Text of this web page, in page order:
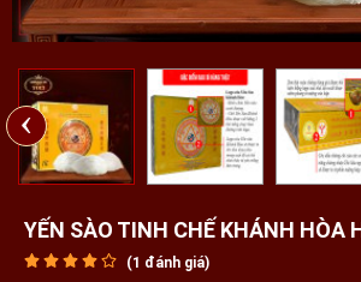
‹
YẾN SÀO TINH CHẾ KHÁNH HÒA
(1 đánh giá)